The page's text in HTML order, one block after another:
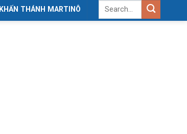
KHẤN THÁNH MARTINÔ